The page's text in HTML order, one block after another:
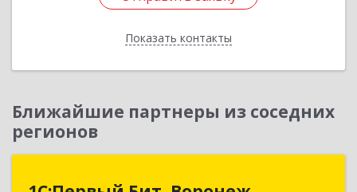
Показать контакты
Назад
Ближайшие партнеры из соседних
регионов
1С:Первый Бит, Воронеж